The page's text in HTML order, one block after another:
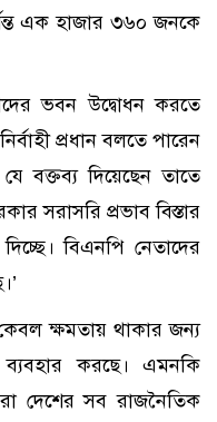
এক হাজার ৩৬০ জনকে
ভবন উদ্বোধন করতে
প্রধান বলতে পারেন
বক্তব্য দিয়েছেন তাতে
সরাসরি প্রভাব বিস্তার
বিএনপি নেতাদের
ক্ষমতায় থাকার জন্য
ব্যবহার করছে। এমনকি
দেশের সব রাজনৈতিক